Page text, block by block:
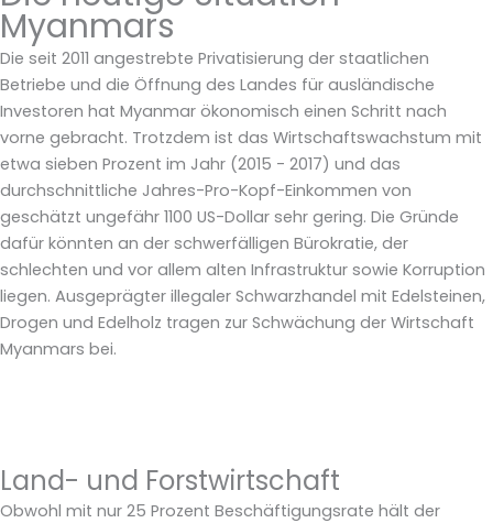
Myanmars
Die seit 2011 angestrebte Privatisierung der staatlichen
Betriebe und die Öffnung des Landes für ausländische
Investoren hat Myanmar ökonomisch einen Schritt nach
vorne gebracht. Trotzdem ist das Wirtschaftswachstum mit
etwa sieben Prozent im Jahr (2015 - 2017) und das
durchschnittliche Jahres-Pro-Kopf-Einkommen von
geschätzt ungefähr 1100 US-Dollar sehr gering. Die Gründe
dafür könnten an der schwerfälligen Bürokratie, der
schlechten und vor allem alten Infrastruktur sowie Korruption
liegen. Ausgeprägter illegaler Schwarzhandel mit Edelsteinen,
Drogen und Edelholz tragen zur Schwächung der Wirtschaft
Myanmars bei.
Land- und Forstwirtschaft
Obwohl mit nur 25 Prozent Beschäftigungsrate hält der